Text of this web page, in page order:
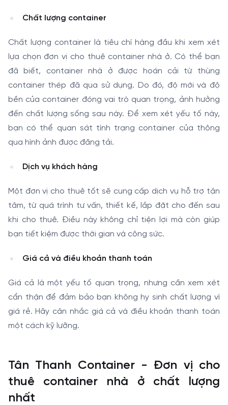
Chất lượng container
Chất lượng container là tiêu chí hàng đầu khi xem xét
lựa chọn đơn vị cho thuê container nhà ở. Có thể bạn
đã biết, container nhà ở được hoán cải từ thùng
container thép đã qua sử dụng. Do đó, độ mới và độ
bền của container đóng vai trò quan trọng, ảnh hưởng
đến chất lượng sống sau này. Để xem xét yếu tố này,
bạn có thể quan sát tình trạng container của thông
qua hình ảnh được đăng tải.
Dịch vụ khách hàng
Một đơn vị cho thuê tốt sẽ cung cấp dịch vụ hỗ trợ tận
tâm, từ quá trình tư vấn, thiết kế, lắp đặt cho đến sau
khi cho thuê. Điều này không chỉ tiện lợi mà còn giúp
bạn tiết kiệm được thời gian và công sức.
Giá cả và điều khoản thanh toán
Giá cả là một yếu tố quan trọng, nhưng cần xem xét
cẩn thận để đảm bảo bạn không hy sinh chất lượng vì
giá rẻ. Hãy cân nhắc giá cả và điều khoản thanh toán
một cách kỹ lưỡng.
Tân Thanh Container - Đơn vị cho
thuê container nhà ở chất lượng
nhất